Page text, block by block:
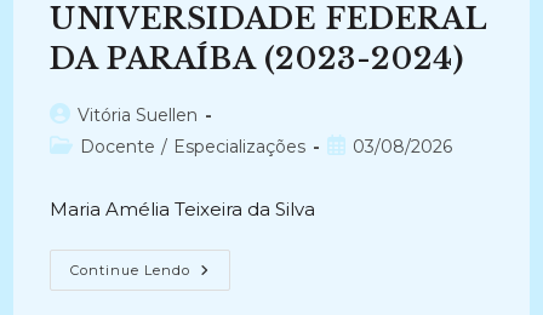
UNIVERSIDADE FEDERAL
DA PARAÍBA (2023-2024)
Autor
do
Vitória Suellen
Categoria
Docente / Especializações
Post03/08/2026
Maria Amélia Teixeira da Silva
Continue Lendo CONTRIBUTOS
DA